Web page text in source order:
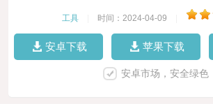
工具 时间：2024-04-09
安卓下载 苹果下载
安卓市场，安全绿色